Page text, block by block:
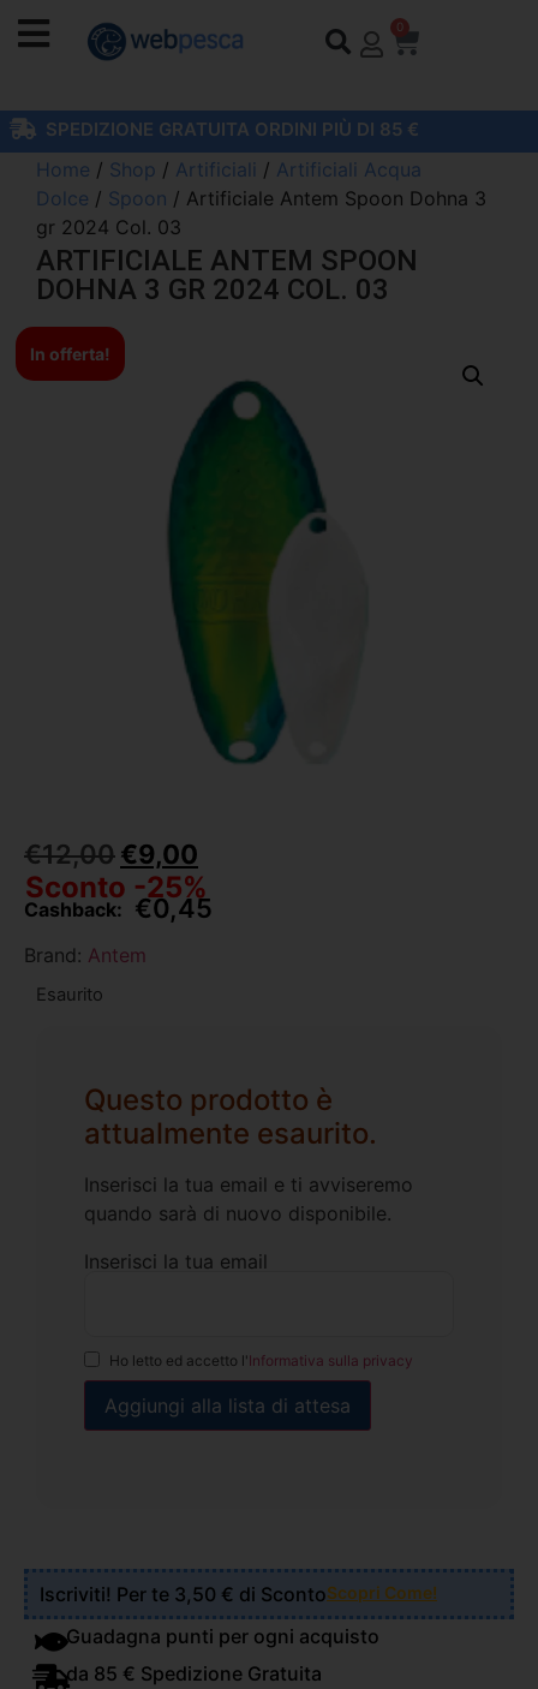
0
SPEDIZIONE GRATUITA ORDINI PIÙ DI 85 €
Home / Shop / Artificiali / Artificiali Acqua
Dolce / Spoon / Artificiale Antem Spoon Dohna 3
gr 2024 Col. 03
ARTIFICIALE ANTEM SPOON
DOHNA 3 GR 2024 COL. 03
In offerta!
€12,00€9,00
Sconto -25%
Cashback: €0,45
Brand: Antem
Esaurito
Questo prodotto è
attualmente esaurito.
Inserisci la tua email e ti avviseremo
quando sarà di nuovo disponibile.
Inserisci la tua email
Ho letto ed accetto l'Informativa sulla privacy
Iscriviti! Per te 3,50 € di ScontoScopri Come!
Guadagna punti per ogni acquisto
da 85 € Spedizione Gratuita